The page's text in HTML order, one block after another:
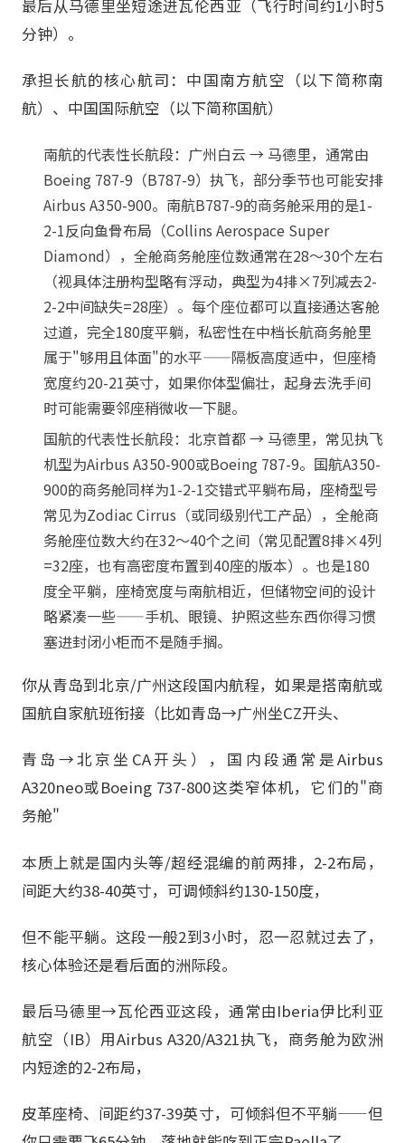
最后从马德里坐短途进瓦伦西亚（飞行时间约1小时5
分钟）。
承担长航的核心航司：中国南方航空（以下简称南
航）、中国国际航空（以下简称国航）
南航的代表性长航段：广州白云 → 马德里，通常由
Boeing 787-9（B787-9）执飞，部分季节也可能安排
Airbus A350-900。南航B787-9的商务舱采用的是1-
2-1反向鱼骨布局（Collins Aerospace Super
Diamond），全舱商务舱座位数通常在28～30个左右
（视具体注册构型略有浮动，典型为4排×7列减去2-
2-2中间缺失=28座）。每个座位都可以直接通达客舱
过道，完全180度平躺，私密性在中档长航商务舱里
属于"够用且体面"的水平——隔板高度适中，但座椅
宽度约20-21英寸，如果你体型偏壮，起身去洗手间
时可能需要邻座稍微收一下腿。
国航的代表性长航段：北京首都 → 马德里，常见执飞
机型为Airbus A350-900或Boeing 787-9。国航A350-
900的商务舱同样为1-2-1交错式平躺布局，座椅型号
常见为Zodiac Cirrus（或同级别代工产品），全舱商
务舱座位数大约在32～40个之间（常见配置8排×4列
=32座，也有高密度布置到40座的版本）。也是180
度全平躺，座椅宽度与南航相近，但储物空间的设计
略紧凑一些——手机、眼镜、护照这些东西你得习惯
塞进封闭小柜而不是随手搁。
你从青岛到北京/广州这段国内航程，如果是搭南航或
国航自家航班衔接（比如青岛→广州坐CZ开头、
青岛→北京坐CA开头），国内段通常是Airbus
A320neo或Boeing 737-800这类窄体机，它们的"商
务舱"
本质上就是国内头等/超经混编的前两排，2-2布局，
间距大约38-40英寸，可调倾斜约130-150度，
但不能平躺。这段一般2到3小时，忍一忍就过去了，
核心体验还是看后面的洲际段。
最后马德里→瓦伦西亚这段，通常由Iberia伊比利亚
航空（IB）用Airbus A320/A321执飞，商务舱为欧洲
内短途的2-2布局，
皮革座椅、间距约37-39英寸，可倾斜但不平躺——但